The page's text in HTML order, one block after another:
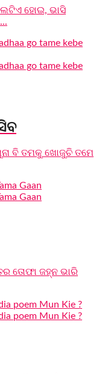
ହୋଇ, ଭାସି
ବି ତମକୁ ଖୋଜୁଚି ତମେ
ତୋଫା ଜହ୍ନ ଭାରି